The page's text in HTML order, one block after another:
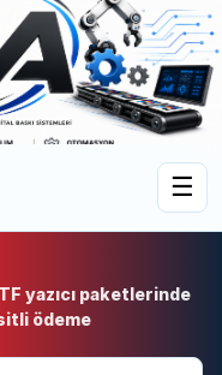
☰
yazıcı paketlerinde
ödeme